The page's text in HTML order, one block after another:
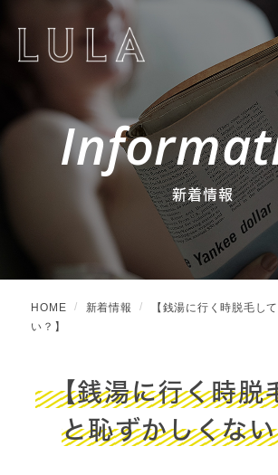
新着情報
HOME 新着情報
【銭湯に行く時脱毛し
い？】
【銭湯に行く時脱
と恥ずかしくな